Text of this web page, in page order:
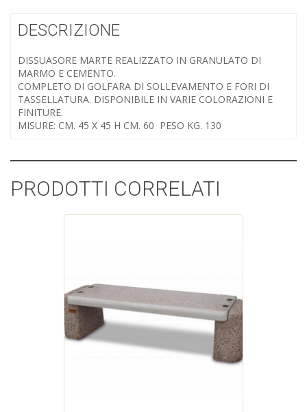
DESCRIZIONE
DISSUASORE MARTE REALIZZATO IN GRANULATO DI
MARMO E CEMENTO.
COMPLETO DI GOLFARA DI SOLLEVAMENTO E FORI DI
TASSELLATURA. DISPONIBILE IN VARIE COLORAZIONI E
FINITURE.
MISURE: CM. 45 X 45 H CM. 60 PESO KG. 130
PRODOTTI CORRELATI